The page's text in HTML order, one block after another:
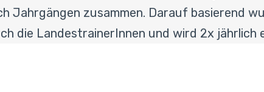
Jahrgängen zusammen. Darauf basierend
die LandestrainerInnen und wird 2x jährlich